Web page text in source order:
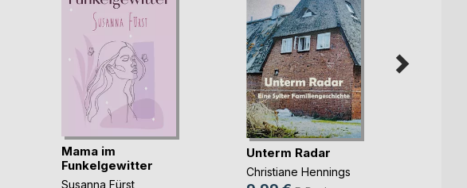
Mama im
Funkelgewitter
Susanna Fürst
Unterm Radar
Christiane Hennings